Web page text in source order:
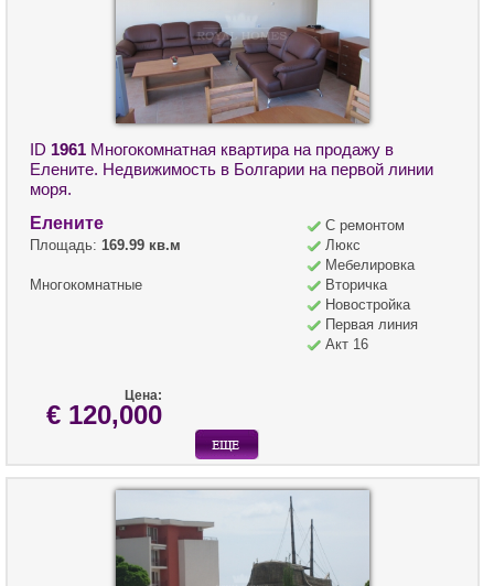
ID 1961 Многокомнатная квартира на продажу в
Елените. Недвижимость в Болгарии на первой линии
моря.
Елените
Площадь: 169.99 кв.м
Многокомнатные
С ремонтом
Люкс
Мебелировка
Вторичка
Новостройка
Первая линия
Акт 16
Цена:
€ 120,000